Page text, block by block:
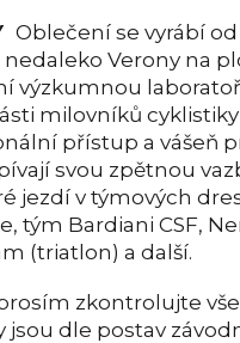
Oblečení se vyrábí
Verony na
výzkumnou
milovníků
přístup a vášeň
svou zpětnou
jezdí v týmových
tým Bardiani CSF,
(triatlon) a další.
zkontrolujte
jsou dle postav